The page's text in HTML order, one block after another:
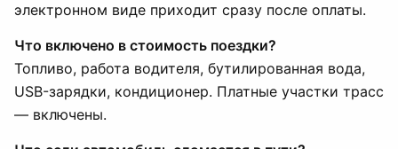
электронном виде приходит сразу после оплаты.
Что включено в стоимость поездки?
Топливо, работа водителя, бутилированная вода,
USB-зарядки, кондиционер. Платные участки трасс
— включены.